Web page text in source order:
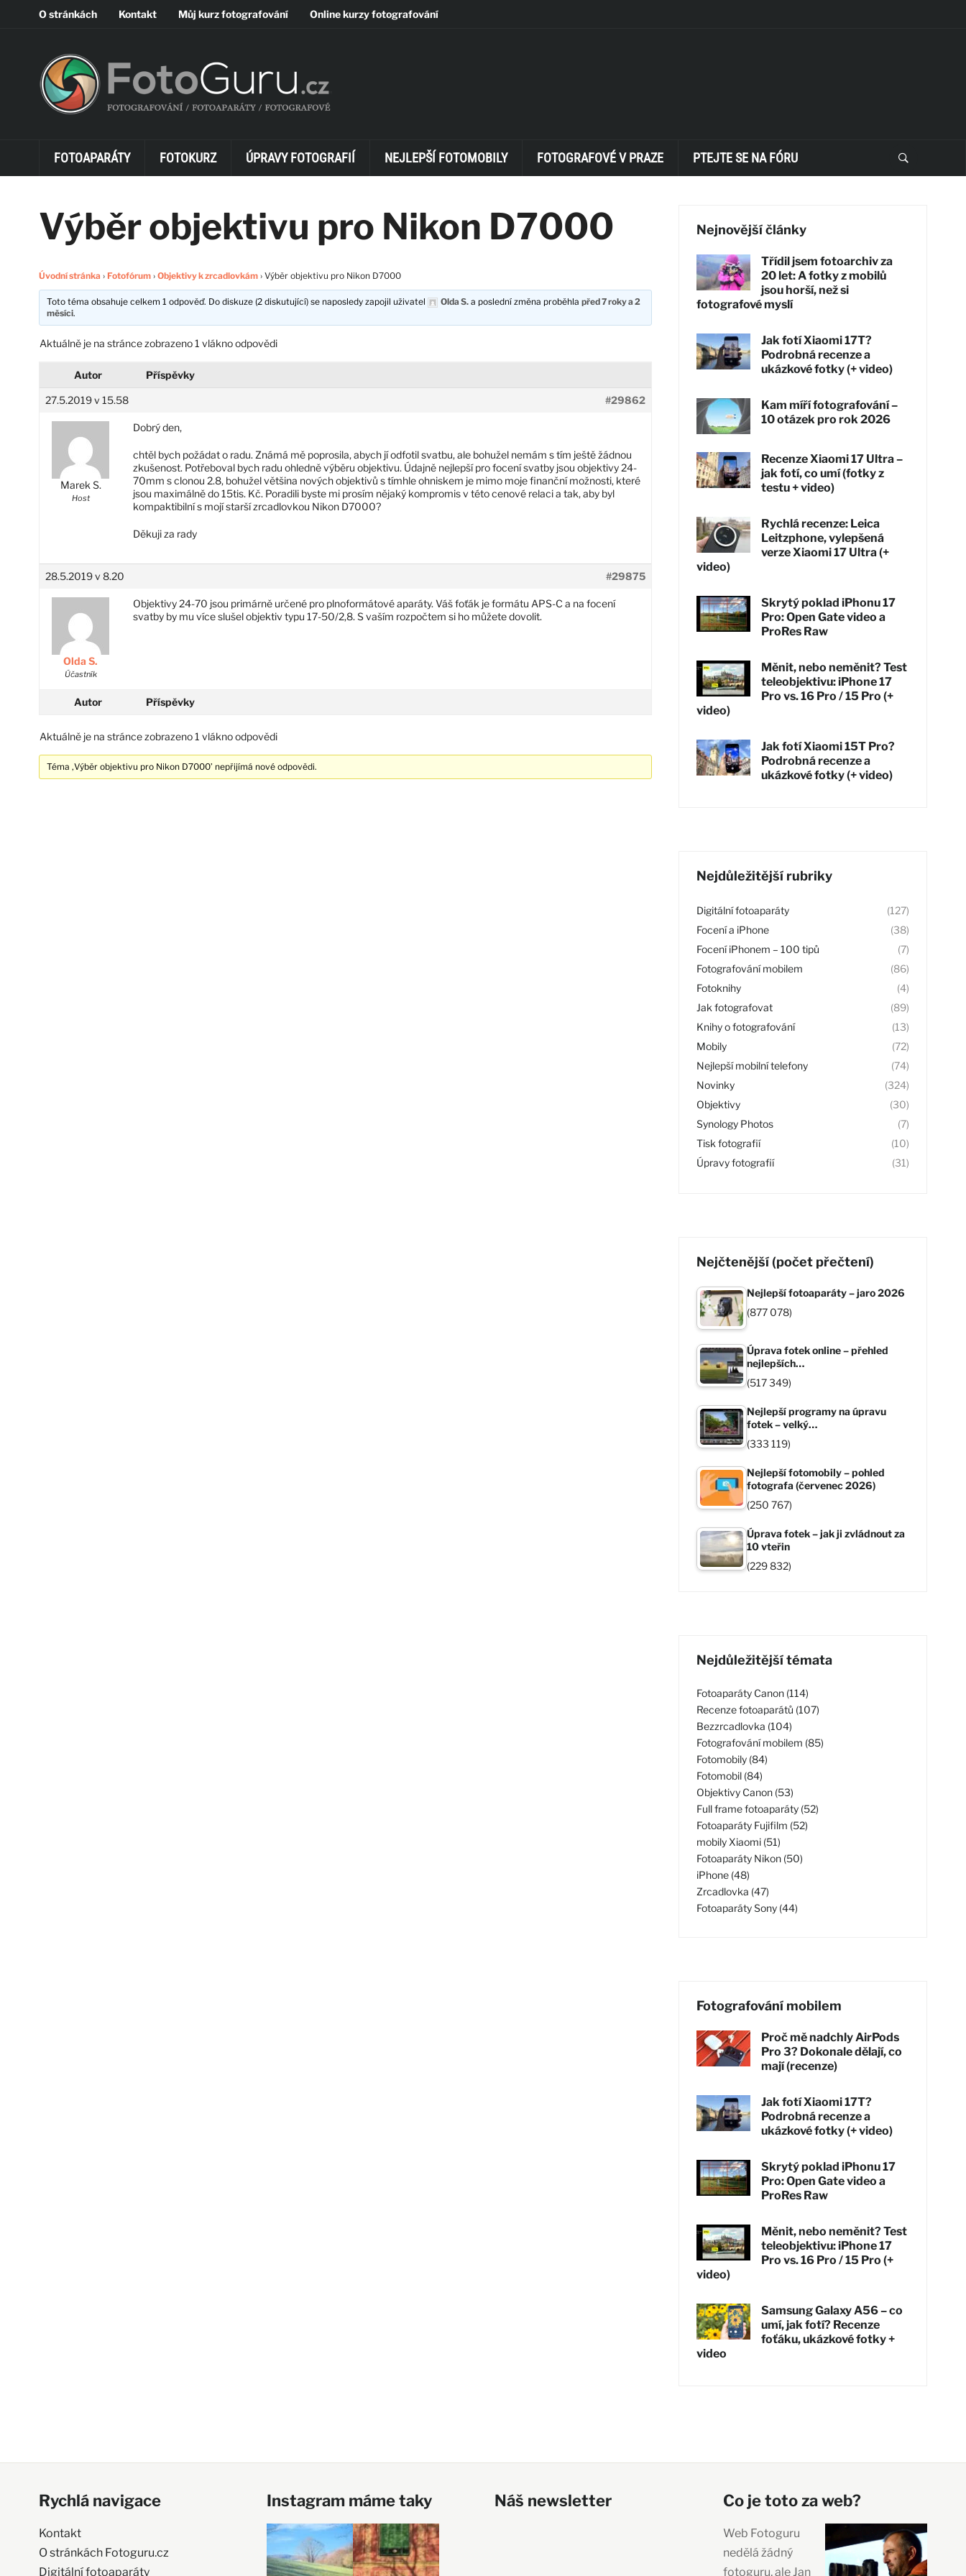
O stránkách Kontakt Můj kurz fotografování Online kurzy fotografování
FOTOAPARÁTY FOTOKURZ ÚPRAVY FOTOGRAFIÍ NEJLEPŠÍ FOTOMOBILY FOTOGRAFOVÉ V PRAZE PTEJTE SE NA FÓRU
Výběr objektivu pro Nikon D7000
Úvodní stránka › Fotofórum › Objektivy k zrcadlovkám › Výběr objektivu pro Nikon D7000
Toto téma obsahuje celkem 1 odpověď. Do diskuze (2 diskutující) se naposledy zapojil uživatel Olda S. a poslední změna proběhlapřed 7 roky a 2
měsíci.
Aktuálně je na stránce zobrazeno 1 vlákno odpovědi
Autor Příspěvky
27.5.2019 v 15.58 #29862
Marek S.
Host
Dobrý den,
chtěl bych požádat o radu. Známá mě poprosila, abych jí odfotil svatbu, ale bohužel nemám s tím ještě žádnou
zkušenost. Potřeboval bych radu ohledně výběru objektivu. Údajně nejlepší pro focení svatby jsou objektivy 24-
70mm s clonou 2.8, bohužel většina nových objektivů s tímhle ohniskem je mimo moje finanční možnosti, které
jsou maximálně do 15tis. Kč. Poradili byste mi prosím nějaký kompromis v této cenové relaci a tak, aby byl
kompaktibilní s mojí starší zrcadlovkou Nikon D7000?
Děkuji za rady
28.5.2019 v 8.20 #29875
Olda S.
Účastník
Objektivy 24-70 jsou primárně určené pro plnoformátové aparáty. Váš foťák je formátu APS-C a na focení
svatby by mu více slušel objektiv typu 17-50/2,8. S vaším rozpočtem si ho můžete dovolit.
Autor Příspěvky
Aktuálně je na stránce zobrazeno 1 vlákno odpovědi
Téma ‚Výběr objektivu pro Nikon D7000’ nepřijímá nové odpovědi.
Nejnovější články
Třídil jsem fotoarchiv za
20 let: A fotky z mobilů
jsou horší, než si
fotografové myslí
Jak fotí Xiaomi 17T?
Podrobná recenze a
ukázkové fotky (+ video)
Kam míří fotografování –
10 otázek pro rok 2026
Recenze Xiaomi 17 Ultra –
jak fotí, co umí (fotky z
testu + video)
Rychlá recenze: Leica
Leitzphone, vylepšená
verze Xiaomi 17 Ultra (+
video)
Skrytý poklad iPhonu 17
Pro: Open Gate video a
ProRes Raw
Měnit, nebo neměnit? Test
teleobjektivu: iPhone 17
Pro vs. 16 Pro / 15 Pro (+
video)
Jak fotí Xiaomi 15T Pro?
Podrobná recenze a
ukázkové fotky (+ video)
Nejdůležitější rubriky
Digitální fotoaparáty
(127)
Focení a iPhone
(38)
Focení iPhonem – 100 tipů
(7)
Fotografování mobilem
(86)
Fotoknihy
(4)
Jak fotografovat
(89)
Knihy o fotografování
(13)
Mobily
(72)
Nejlepší mobilní telefony
(74)
Novinky
(324)
Objektivy
(30)
Synology Photos
(7)
Tisk fotografií
(10)
Úpravy fotografií
(31)
Nejčtenější (počet přečtení)
Nejlepší fotoaparáty – jaro 2026
(877 078)
Úprava fotek online – přehled
nejlepších…
(517 349)
Nejlepší programy na úpravu
fotek – velký…
(333 119)
Nejlepší fotomobily – pohled
fotografa (červenec 2026)
(250 767)
Úprava fotek – jak ji zvládnout za
10 vteřin
(229 832)
Nejdůležitější témata
Fotoaparáty Canon (114)
Recenze fotoaparátů (107)
Bezzrcadlovka (104)
Fotografování mobilem (85)
Fotomobily (84)
Fotomobil (84)
Objektivy Canon (53)
Full frame fotoaparáty (52)
Fotoaparáty Fujifilm (52)
mobily Xiaomi (51)
Fotoaparáty Nikon (50)
iPhone (48)
Zrcadlovka (47)
Fotoaparáty Sony (44)
Fotografování mobilem
Proč mě nadchly AirPods
Pro 3? Dokonale dělají, co
mají (recenze)
Jak fotí Xiaomi 17T?
Podrobná recenze a
ukázkové fotky (+ video)
Skrytý poklad iPhonu 17
Pro: Open Gate video a
ProRes Raw
Měnit, nebo neměnit? Test
teleobjektivu: iPhone 17
Pro vs. 16 Pro / 15 Pro (+
video)
Samsung Galaxy A56 – co
umí, jak fotí? Recenze
foťáku, ukázkové fotky +
video
Rychlá navigace
Kontakt
O stránkách Fotoguru.cz
Digitální fotoaparáty
Instagram máme taky Náš newsletter Co je toto za web?
Web Fotoguru
nedělá žádný
fotoguru, ale Jan